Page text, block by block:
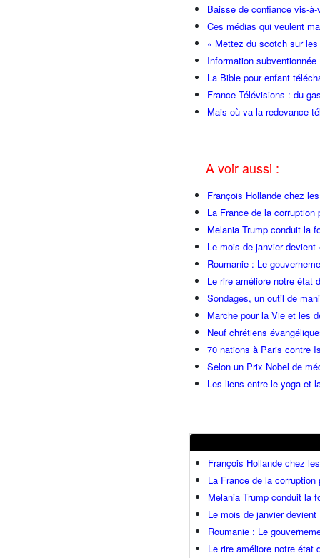
Baisse de confiance vis-
Ces médias qui veulent
« Mettez du scotch sur
Information subventionnée
La Bible pour enfant
France Télévisions : du
Mais où va la redevance
A voir aussi :
François Hollande chez
La France de la
Melania Trump conduit la
Le mois de janvier
Roumanie : Le
Le rire améliore notre état
Sondages, un outil de
Marche pour la Vie et les
Neuf chrétiens
70 nations à Paris contre
Selon un Prix Nobel de
Les liens entre le yoga et
François Hollande chez
La France de la
Melania Trump conduit la
Le mois de janvier
Roumanie : Le
Le rire améliore notre état